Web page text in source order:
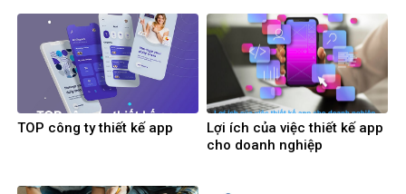
TOP công ty thiết kế app
Lợi ích của việc thiết kế app
cho doanh nghiệp